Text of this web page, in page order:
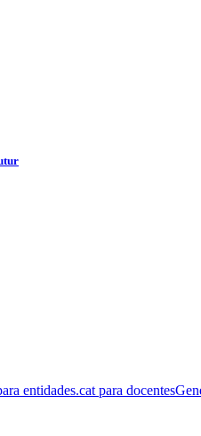
entidades.cat para docentes